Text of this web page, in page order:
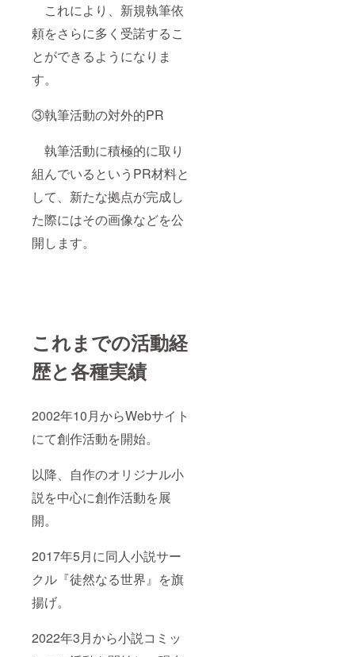
これにより、新規執筆依
頼をさらに多く受諾するこ
とができるようになりま
す。
③執筆活動の対外的PR
執筆活動に積極的に取り
組んでいるというPR材料と
して、新たな拠点が完成し
た際にはその画像などを公
開します。
これまでの活動経
歴と各種実績
2002年10月からWebサイト
にて創作活動を開始。
以降、自作のオリジナル小
説を中心に創作活動を展
開。
2017年5月に同人小説サー
クル『徒然なる世界』を旗
揚げ。
2022年3月から小説コミッ